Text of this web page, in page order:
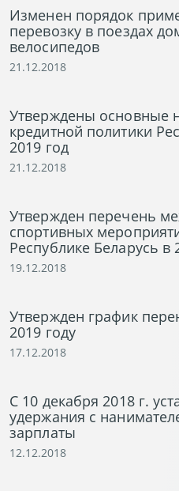
Изменен порядок
перевозку в поездах
велосипедов
21.12.2018
Утверждены основные
кредитной политики
2019 год
21.12.2018
Утвержден перечень
спортивных
Республике Беларусь в
19.12.2018
Утвержден график
2019 году
17.12.2018
С 10 декабря 2018 г.
удержания с
зарплаты
12.12.2018